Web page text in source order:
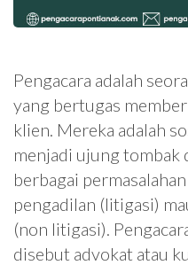
Pengacara adalah
yang bertugas
klien. Mereka adalah
menjadi ujung tombak
berbagai
pengadilan (litigasi)
(non litigasi).
disebut advokat atau